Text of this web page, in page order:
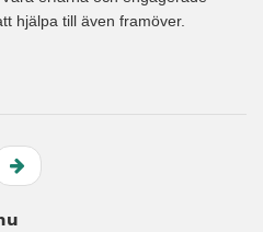
hjälpa till även framöver.